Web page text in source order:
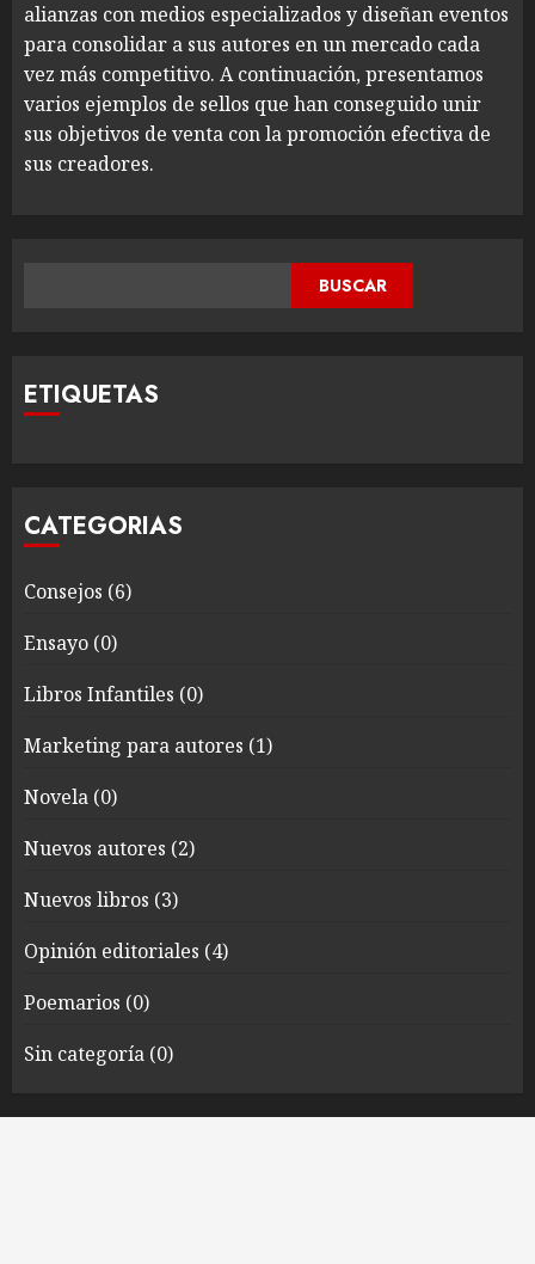
alianzas con medios especializados y diseñan eventos
para consolidar a sus autores en un mercado cada
vez más competitivo. A continuación, presentamos
varios ejemplos de sellos que han conseguido unir
sus objetivos de venta con la promoción efectiva de
sus creadores.
BUSCAR
ETIQUETAS
CATEGORIAS
Consejos (6)
Ensayo (0)
Libros Infantiles (0)
Marketing para autores (1)
Novela (0)
Nuevos autores (2)
Nuevos libros (3)
Opinión editoriales (4)
Poemarios (0)
Sin categoría (0)